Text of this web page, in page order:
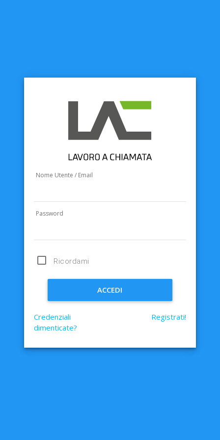
Nome Utente / Email
Password
Ricordami
ACCEDI
Credenziali
dimenticate?
Registrati!